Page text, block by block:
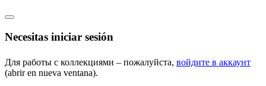
Necesitas iniciar sesión
Для работы с коллекциями – пожалуйста, войдите в аккаунт
(abrir en nueva ventana).